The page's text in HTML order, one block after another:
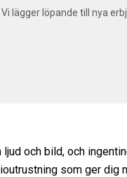
Vi lägger löpande till nya
och bild, och
som ger dig